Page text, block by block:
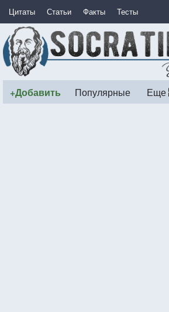
Цитаты Статьи Факты Тесты
+Добавить Популярные Еще